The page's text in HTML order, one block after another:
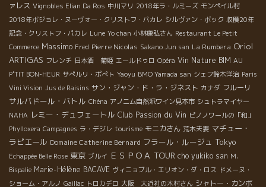
ァレス Vignobles Elian Da Ros 中川マリ 2018年ラ・ルミーズ モンペイル村
2018年ボジョレ・ヌーヴォー・クリストフ・パカレ シルヴァン・ボック 収穫20年
記念・クリストフ・パカレ Lune Yo chan 小林康弘さん Restaurant Le Petit
Commerce Massimo Fred Pierre Nicolas Sakano Jun san La Rumbera Oriol
ARTIGAS フレンチ 日本酒 菊姫 エールドゥロ Opéra Vin Nature BIM AU
P'TIT BON-HEUR サぺルリ・ポぺト Yaoyu BMO Yamada san シェフ鈴木洋治 Paris
Vini Vision Jus de Raisins サン・ジャン・ド・ラ・ジネスト カナダ フルーリ
サルバドール・バトル Chéna アノニム自然派ワイン見本市 シュトラマイヤー
NAHA レミー・デュフェートル Club Passion du Vin ピノノワールの「和」
Phylloxera Campagnes ラ・デジレ tourisme モニカさん 荒木夫妻 マチュー・
ラピエール Domaine Catherine Bernard フラール・ルージュ Tokyo
Echappée Belle Rose 東京 ブルイ ＥＳＰＯＡ TOUR cho yukiko san M.
Bispalie Marie-Hélène BACAVE ヴィニョブル・エリオン・ダ・ロス ドメーヌ・
ショーム・アルノ Gaillac トロカデロ 大阪 大近社の木村さん シャトー・カンボ